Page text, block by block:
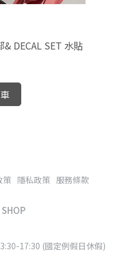
DECAL SET 水貼
策 隱私政策 服務條款
17:30 (國定例假日休假)